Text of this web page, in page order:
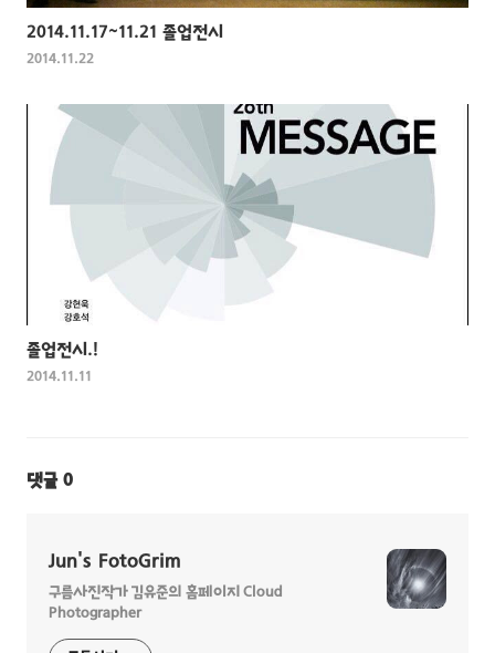
2014.11.17~11.21 졸업전시
2014.11.22
졸업전시.!
2014.11.11
댓글 0
Jun's FotoGrim
구름사진작가 김유준의 홈페이지 Cloud
Photographer